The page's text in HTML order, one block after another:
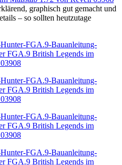
graphisch gut gemacht und
– so sollten heutzutage